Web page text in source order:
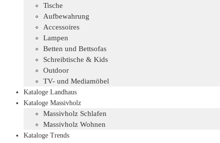
Tische
Aufbewahrung
Accessoires
Lampen
Betten und Bettsofas
Schreibtische & Kids
Outdoor
TV- und Mediamöbel
Kataloge Landhaus
Kataloge Massivholz
Massivholz Schlafen
Massivholz Wohnen
Kataloge Trends